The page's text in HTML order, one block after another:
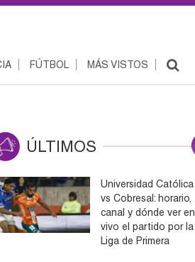
FÚTBOL MÁS VISTOS
ÚLTIMOS
Universidad Católica
vs Cobresal: horario,
canal y dónde ver en
vivo el partido por la
Liga de Primera